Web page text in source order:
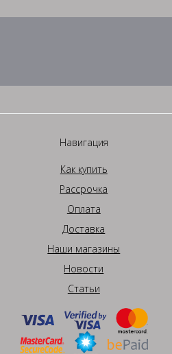
Навигация
Как купить
Рассрочка
Оплата
Доставка
Наши магазины
Новости
Статьи